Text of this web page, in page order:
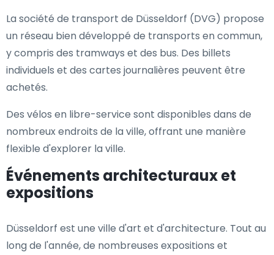
La société de transport de Düsseldorf (DVG) propose
un réseau bien développé de transports en commun,
y compris des tramways et des bus. Des billets
individuels et des cartes journalières peuvent être
achetés.
Des vélos en libre-service sont disponibles dans de
nombreux endroits de la ville, offrant une manière
flexible d'explorer la ville.
Événements architecturaux et
expositions
Düsseldorf est une ville d'art et d'architecture. Tout au
long de l'année, de nombreuses expositions et